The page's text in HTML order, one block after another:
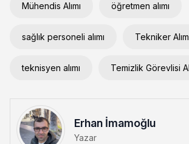
Mühendis Alımı öğretmen alımı
sağlık personeli alımı Tekniker
teknisyen alımı Temizlik Görevlisi
Erhan İmamoğlu
Yazar